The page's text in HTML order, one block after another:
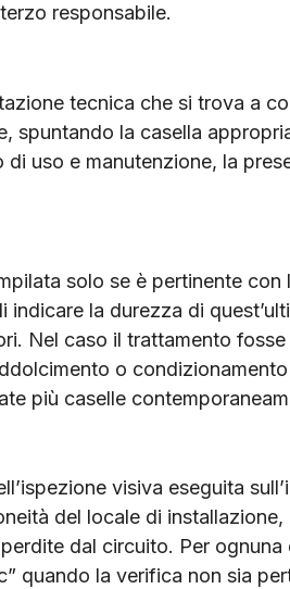
responsabile.
tecnica che si trova a
spuntando la casella
uso e manutenzione, la
solo se è pertinente con
indicare la durezza di
Nel caso il trattamento
o
più caselle
visiva eseguita
del locale di
dal circuito. Per
quando la verifica non sia